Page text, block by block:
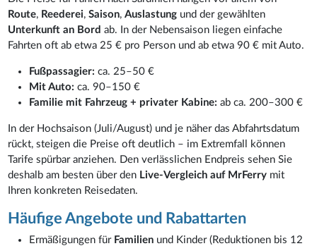
Route, Reederei,Saison,Auslastung und der gewählten
Unterkunft an Bord ab. In der Nebensaison liegen einfache
Fahrten oft ab etwa 25 € pro Person und ab etwa 90 € mit Auto.
Fußpassagier: ca. 25–50 €
Mit Auto: ca. 90–150 €
Familie mit Fahrzeug + privater Kabine: ab ca. 200–300 €
In der Hochsaison (Juli/August) und je näher das Abfahrtsdatum
rückt, steigen die Preise oft deutlich – im Extremfall können
Tarife spürbar anziehen. Den verlässlichen Endpreis sehen Sie
deshalb am besten über den Live-Vergleich auf MrFerry mit
Ihren konkreten Reisedaten.
Häufige Angebote und Rabattarten
Ermäßigungen für Familien und Kinder (Reduktionen bis 12